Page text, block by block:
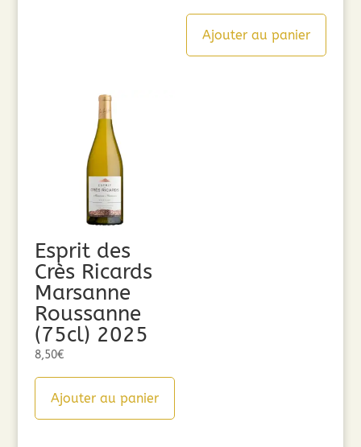
Ajouter au panier
Esprit des
Crès Ricards
Marsanne
Roussanne
(75cl) 2025
8,50€
Ajouter au panier